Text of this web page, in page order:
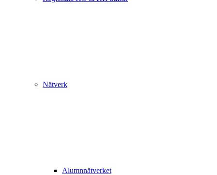
Nätverk
Alumnnätverket